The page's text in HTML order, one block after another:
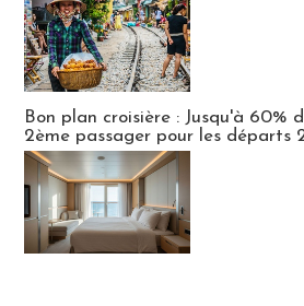
Bon plan croisière : Jusqu'à 60%
2ème passager pour les départs